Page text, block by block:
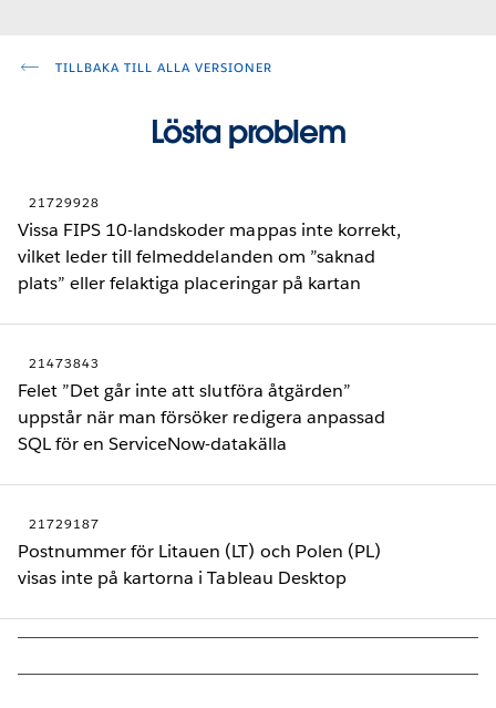
TILLBAKA TILL ALLA VERSIONER
Lösta problem
21729928
Vissa FIPS 10-landskoder mappas inte korrekt,
vilket leder till felmeddelanden om ”saknad
plats” eller felaktiga placeringar på kartan
21473843
Felet ”Det går inte att slutföra åtgärden”
uppstår när man försöker redigera anpassad
SQL för en ServiceNow-datakälla
21729187
Postnummer för Litauen (LT) och Polen (PL)
visas inte på kartorna i Tableau Desktop